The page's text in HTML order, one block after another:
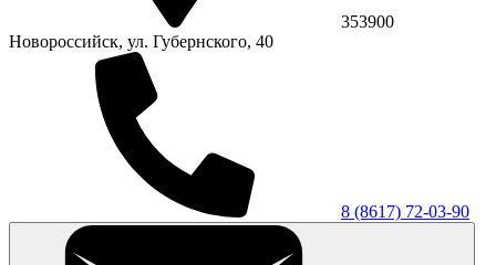
353900
Новороссийск, ул. Губернского, 40
8 (8617) 72-03-90